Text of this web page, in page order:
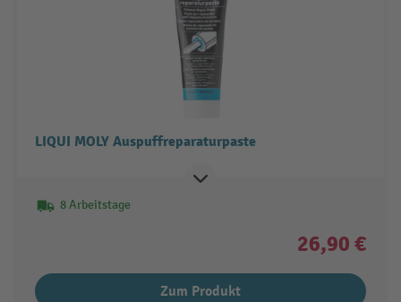
LIQUI MOLY Auspuffreparaturpaste
8 Arbeitstage
26,90 €
Zum Produkt